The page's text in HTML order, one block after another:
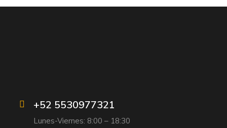
+52 5530977321
Lunes-Viernes: 8:00 – 18:30